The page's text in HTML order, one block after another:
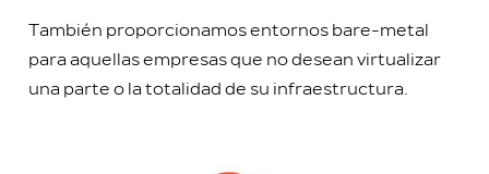
También proporcionamos entornos bare-metal
para aquellas empresas que no desean virtualizar
una parte o la totalidad de su infraestructura